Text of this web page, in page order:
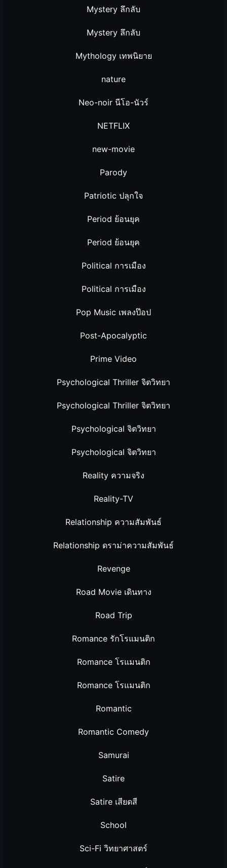
Mystery ลึกลับ
Mystery ลึกลับ
Mythology เทพนิยาย
nature
Neo-noir นีโอ-นัวร์
NETFLIX
new-movie
Parody
Patriotic ปลุกใจ
Period ย้อนยุค
Period ย้อนยุค
Political การเมือง
Political การเมือง
Pop Music เพลงป๊อป
Post-Apocalyptic
Prime Video
Psychological Thriller จิตวิทยา
Psychological Thriller จิตวิทยา
Psychological จิตวิทยา
Psychological จิตวิทยา
Reality ความจริง
Reality-TV
Relationship ความสัมพันธ์
Relationship ดราม่าความสัมพันธ์
Revenge
Road Movie เดินทาง
Road Trip
Romance รักโรแมนติก
Romance โรแมนติก
Romance โรแมนติก
Romantic
Romantic Comedy
Samurai
Satire
Satire เสียดสี
School
Sci-Fi วิทยาศาสตร์